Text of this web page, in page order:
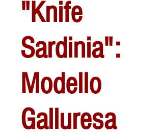
"Knife
Sardinia":
Modello
Galluresa